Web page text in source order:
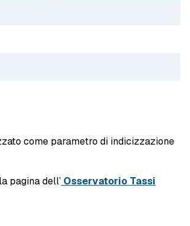
come parametro di indicizzazione
pagina dell’ Osservatorio Tassi